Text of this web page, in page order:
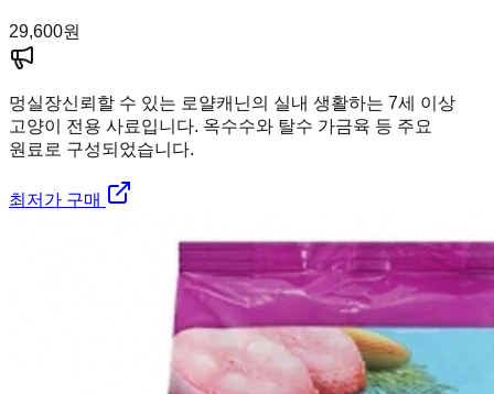
29,600원
멍실장신뢰할 수 있는 로얄캐닌의 실내 생활하는 7세 이상
고양이 전용 사료입니다. 옥수수와 탈수 가금육 등 주요
원료로 구성되었습니다.
최저가 구매